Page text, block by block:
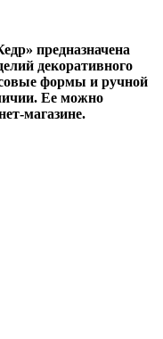
предназначена
декоративного
формы и ручной
Ее можно
магазине.